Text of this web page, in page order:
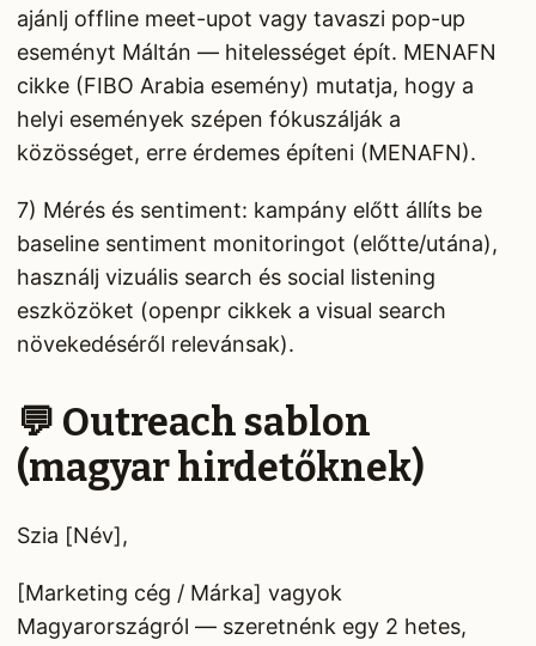
ajánlj offline meet-upot vagy tavaszi pop-up
eseményt Máltán — hitelességet épít. MENAFN
cikke (FIBO Arabia esemény) mutatja, hogy a
helyi események szépen fókuszálják a
közösséget, erre érdemes építeni (MENAFN).
7) Mérés és sentiment: kampány előtt állíts be
baseline sentiment monitoringot (előtte/utána),
használj vizuális search és social listening
eszközöket (openpr cikkek a visual search
növekedéséről relevánsak).
💬 Outreach sablon
(magyar hirdetőknek)
Szia [Név],
[Marketing cég / Márka] vagyok
Magyarországról — szeretnénk egy 2 hetes,